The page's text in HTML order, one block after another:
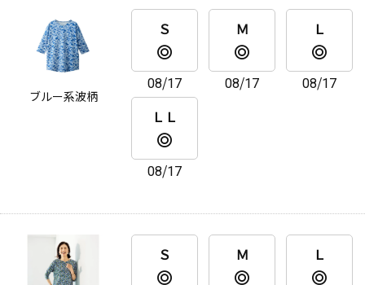
ブルー系波柄
Ｓ
08/17
Ｍ
08/17
Ｌ
08/17
ＬＬ
08/17
Ｓ Ｍ Ｌ